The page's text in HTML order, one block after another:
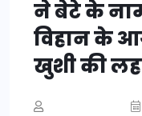
ने बेटे के
विहान के
खुशी की